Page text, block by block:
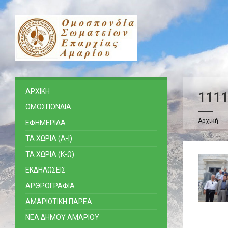
1111
Αρχική
ΑΡΧΙΚΗ
ΟΜΟΣΠΟΝΔΙΑ
ΕΦΗΜΕΡΙΔΑ
ΤΑ ΧΩΡΙΑ (Α-Ι)
ΤΑ ΧΩΡΙΑ (Κ-Ω)
ΕΚΔΗΛΩΣΕΙΣ
ΑΡΘΡΟΓΡΑΦΙΑ
ΑΜΑΡΙΩΤΙΚΗ ΠΑΡΕΑ
ΝΕΑ ΔΗΜΟΥ ΑΜΑΡΙΟΥ